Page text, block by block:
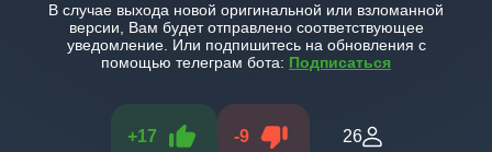
В случае выхода новой оригинальной или взломанной
версии, Вам будет отправлено соответствующее
уведомление. Или подпишитесь на обновления с
помощью телеграм бота: Подписаться
+17 -9 26